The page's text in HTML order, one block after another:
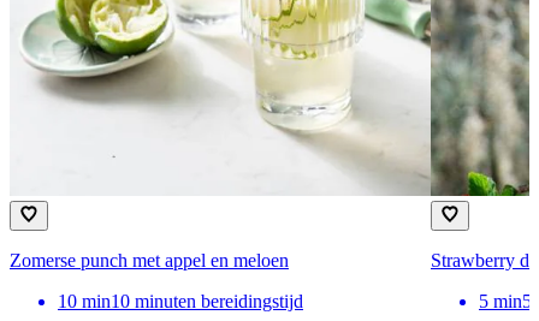
Zomerse punch met appel en meloen
10 min10 minuten bereidingstijd
Strawberry
5 min5